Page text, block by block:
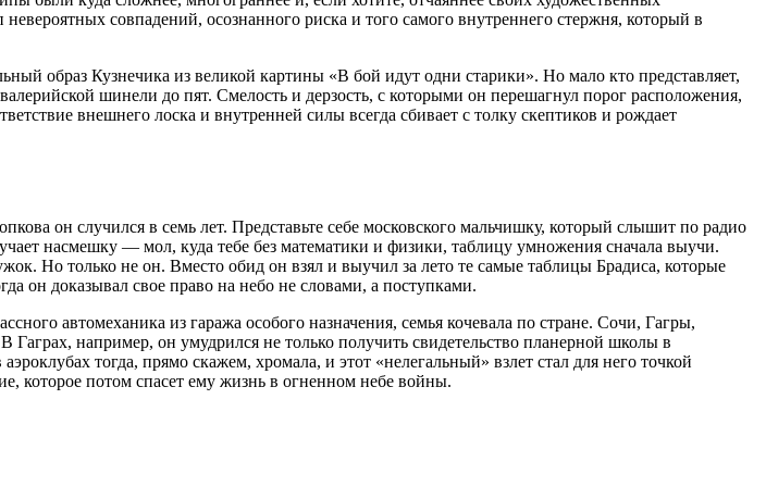
совпадений, осознанного риска и того самого внутреннего стержня, который в
образ Кузнечика из великой картины «В бой идут одни старики». Но мало кто представляет,
шинели до пят. Смелость и дерзость, с которыми он перешагнул порог расположения,
внешнего лоска и внутренней силы всегда сбивает с толку скептиков и рождает
он случился в семь лет. Представьте себе московского мальчишку, который слышит по радио
насмешку — мол, куда тебе без математики и физики, таблицу умножения сначала выучи.
Но только не он. Вместо обид он взял и выучил за лето те самые таблицы Брадиса, которые
он доказывал свое право на небо не словами, а поступками.
автомеханика из гаража особого назначения, семья кочевала по стране. Сочи, Гагры,
например, он умудрился не только получить свидетельство планерной школы в
тогда, прямо скажем, хромала, и этот «нелегальный» взлет стал для него точкой
которое потом спасет ему жизнь в огненном небе войны.